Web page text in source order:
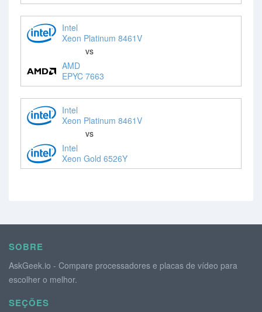
Intel
Xeon Platinum 8461V
vs
AMD
EPYC 7663
Intel
Xeon Platinum 8461V
vs
Intel
Xeon Gold 6526Y
SOBRE
AskGeek.io - Compare processadores e placas de vídeo para
escolher o melhor.
SEÇÕES